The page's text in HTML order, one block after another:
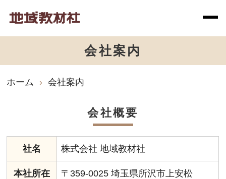
会社案内
ホーム 会社案内
会社概要
社名 株式会社 地域教材社
本社所在
〒359-0025 埼玉県所沢市上安松